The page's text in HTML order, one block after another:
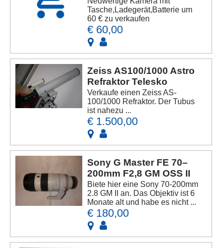
Tasche,Ladegerät,Batterie um
60 € zu verkaufen
€ 60,00
Zeiss AS100/1000 Astro
Refraktor Telesko
Verkaufe einen Zeiss AS-
100/1000 Refraktor. Der Tubus
ist nahezu ...
€ 1.500,00
Sony G Master FE 70–
200mm F2,8 GM OSS II
Biete hier eine Sony 70-200mm
2.8 GM II an. Das Objektiv ist 6
Monate alt und habe es nicht ...
€ 180,00